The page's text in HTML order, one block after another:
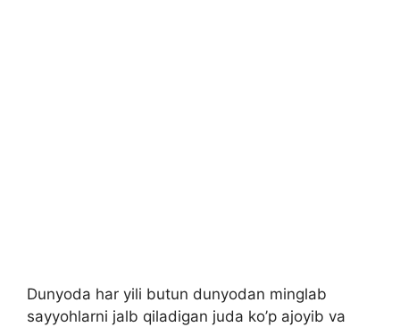
Dunyoda har yili butun dunyodan minglab
sayyohlarni jalb qiladigan juda ko’p ajoyib va ​​